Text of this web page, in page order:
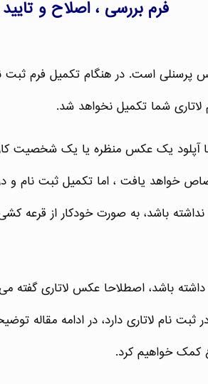
فرم بررسی ، اصلاح و
لاتاری شما تکمیل نخواهد شد.
یک عکس منظره یا یک شخصیت
خواهد یافت ، اما تکمیل ثبت نام و
باشد، به صورت خودکار از قرعه
باشد، اصطلاحا عکس لاتاری گفته
نام لاتاری دارد، در ادامه مقاله
کمک خواهیم کرد.